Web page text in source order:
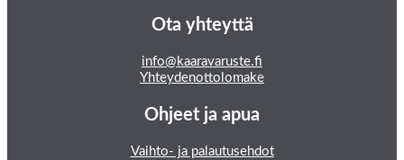
Ota yhteyttä
info@kaaravaruste.fi
Yhteydenottolomake
Ohjeet ja apua
Vaihto- ja palautusehdot